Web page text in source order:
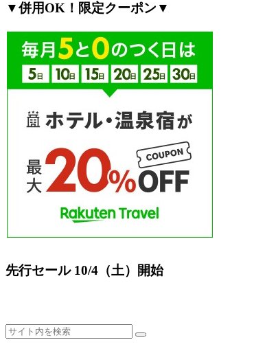
▼併用OK！限定クーポン▼
先行セール 10/4（土）開始